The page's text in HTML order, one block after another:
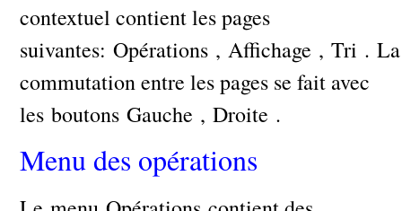
contextuel contient les pages
suivantes: Opérations , Affichage , Tri . La
commutation entre les pages se fait avec
les boutons Gauche , Droite .
Menu des opérations